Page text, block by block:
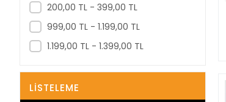
200,00 TL - 399,00 TL
999,00 TL - 1.199,00 TL
1.199,00 TL - 1.399,00 TL
LISTELEME